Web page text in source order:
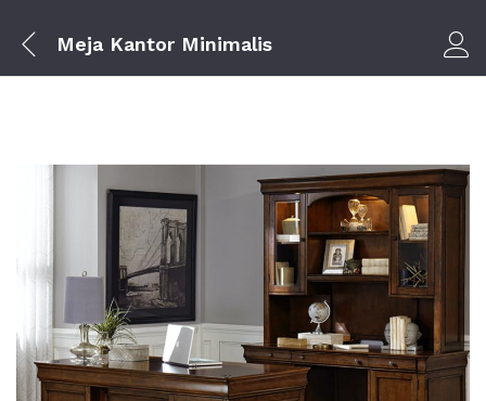
Meja Kantor Minimalis